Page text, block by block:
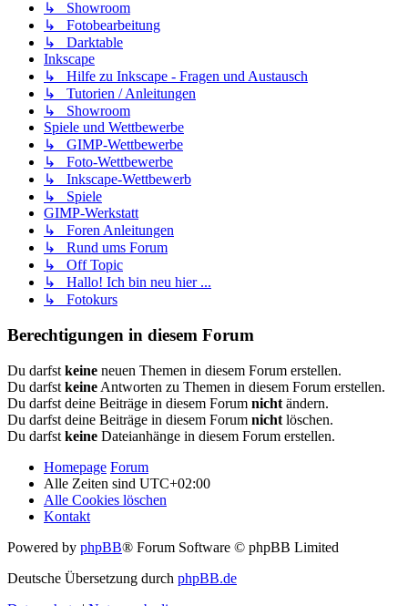
↳ Showroom
↳ Fotobearbeitung
↳ Darktable
Inkscape
↳ Hilfe zu Inkscape - Fragen und Austausch
↳ Tutorien / Anleitungen
↳ Showroom
Spiele und Wettbewerbe
↳ GIMP-Wettbewerbe
↳ Foto-Wettbewerbe
↳ Inkscape-Wettbewerb
↳ Spiele
GIMP-Werkstatt
↳ Foren Anleitungen
↳ Rund ums Forum
↳ Off Topic
↳ Hallo! Ich bin neu hier ...
↳ Fotokurs
Berechtigungen in diesem Forum
Du darfst keine neuen Themen in diesem Forum erstellen.
Du darfst keine Antworten zu Themen in diesem Forum erstellen.
Du darfst deine Beiträge in diesem Forum nicht ändern.
Du darfst deine Beiträge in diesem Forum nicht löschen.
Du darfst keine Dateianhänge in diesem Forum erstellen.
Homepage Forum
Alle Zeiten sind UTC+02:00
Alle Cookies löschen
Kontakt
Powered by phpBB® Forum Software © phpBB Limited
Deutsche Übersetzung durch phpBB.de